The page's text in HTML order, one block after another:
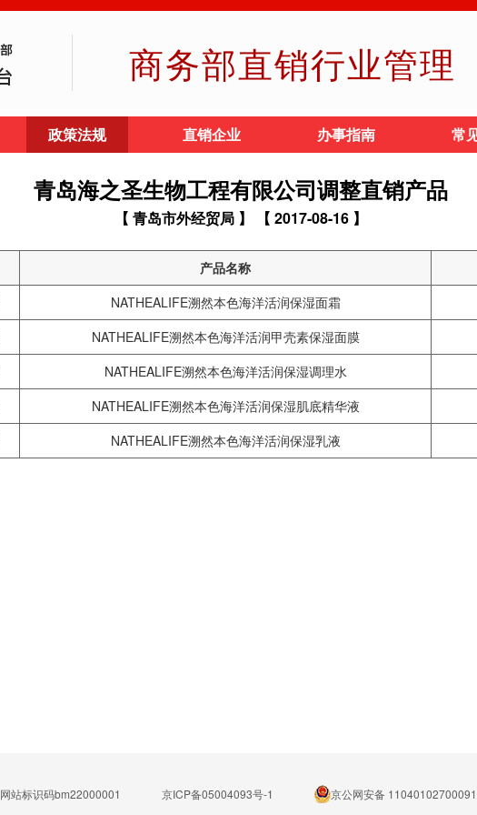
商务部直销行业管理
政策法规 直销企业 办事指南 常
青岛海之圣生物工程有限公司调整直销产品
【 青岛市外经贸局 】 【 2017-08-16 】
产品名称
NATHEALIFE溯然本色海洋活润保湿面霜
NATHEALIFE溯然本色海洋活润甲壳素保湿面膜
NATHEALIFE溯然本色海洋活润保湿调理水
NATHEALIFE溯然本色海洋活润保湿肌底精华液
NATHEALIFE溯然本色海洋活润保湿乳液
网站标识码bm22000001 京ICP备05004093号-1
京公网安备